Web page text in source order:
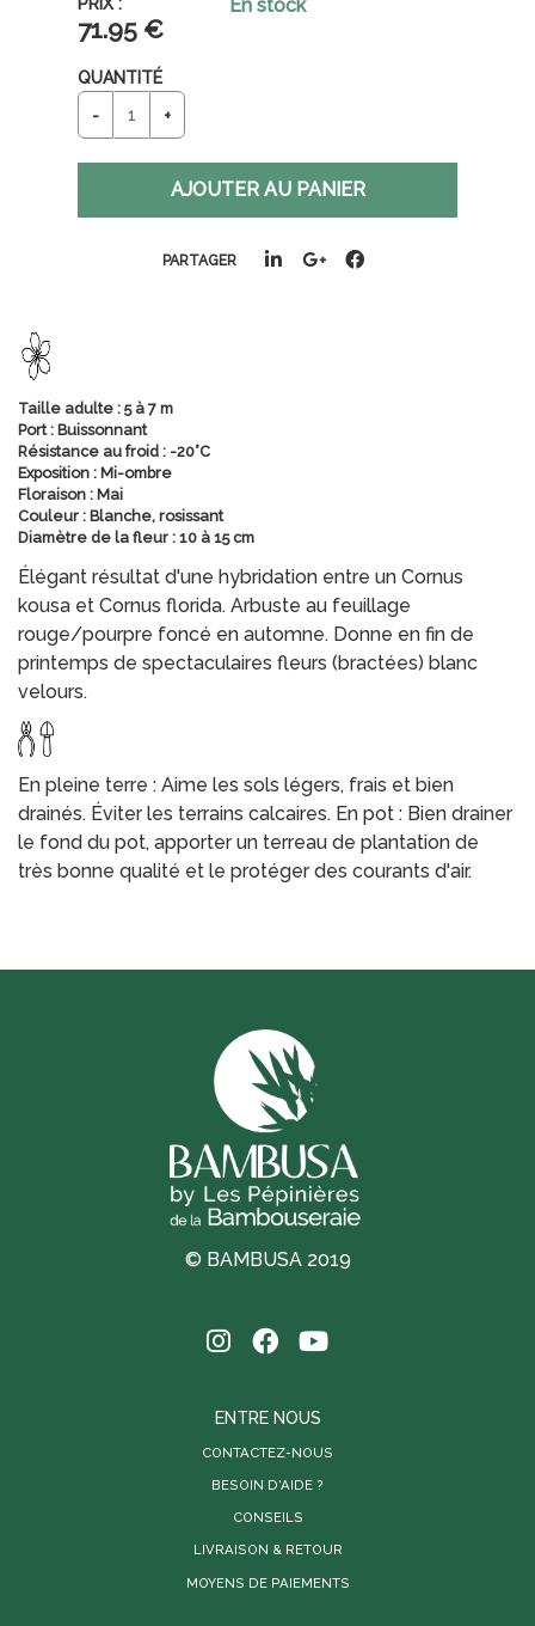
71.95 €
En stock
QUANTITÉ
PARTAGER
Taille adulte : 5 à 7 m
Port : Buissonnant
Résistance au froid : -20°C
Exposition : Mi-ombre
Floraison : Mai
Couleur : Blanche, rosissant
Diamètre de la fleur : 10 à 15 cm
Élégant résultat d'une hybridation entre un Cornus
kousa et Cornus florida. Arbuste au feuillage
rouge/pourpre foncé en automne. Donne en fin de
printemps de spectaculaires fleurs (bractées) blanc
velours.
En pleine terre : Aime les sols légers, frais et bien
drainés. Éviter les terrains calcaires. En pot : Bien drainer
le fond du pot, apporter un terreau de plantation de
très bonne qualité et le protéger des courants d'air.
© BAMBUSA 2019
ENTRE NOUS
CONTACTEZ-NOUS
BESOIN D'AIDE ?
CONSEILS
LIVRAISON & RETOUR
MOYENS DE PAIEMENTS